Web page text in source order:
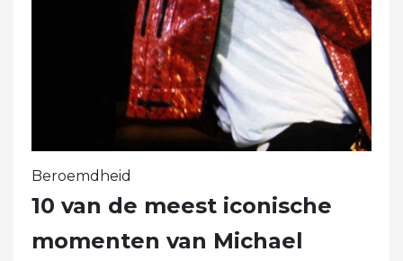
Beroemdheid
10 van de meest iconische
momenten van Michael